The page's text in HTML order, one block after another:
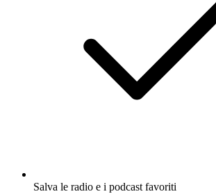
Salva le radio e i podcast favoriti